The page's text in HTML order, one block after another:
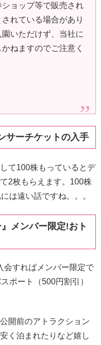
ョップ等で販売され
れている場合があり
いただけず、当社に
ねますのでご注意く
サーチケットの入手
て100株もっているとデ
2枚もらえます。100株
は遠い話ですね。。。
メンバー限定!おト
会すればメンバー限定で
ポート（500円割引）
開前のアトラクション
く泊まれたりなど嬉し